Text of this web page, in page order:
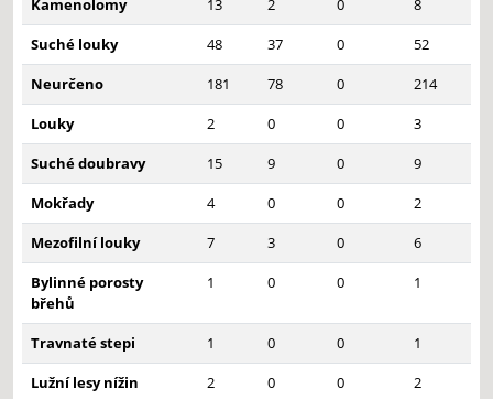
Kamenolomy
13 2 0
8
Suché louky
48 37 0
52
Neurčeno
181 78 0
214
Louky
2 0 0
3
Suché doubravy
15 9 0
9
Mokřady
4 0 0
2
Mezofilní louky
7 3 0
6
Bylinné porosty
břehů
1 0 0 1
Travnaté stepi 1 0 0
1
Lužní lesy nížin
2 0 0 2